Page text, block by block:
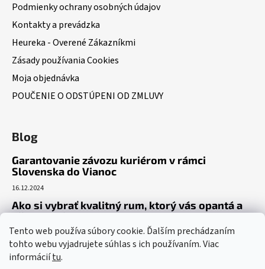
Tento web používa súbory cookie. Ďalším prechádzaním
tohto webu vyjadrujete súhlas s ich používaním. Viac
informáciítu.
Podmienky ochrany osobných údajov
Kontakty a prevádzka
Heureka - Overené Zákazníkmi
Zásady používania Cookies
Moja objednávka
POUČENIE O ODSTÚPENI OD ZMLUVY
Blog
Garantovanie závozu kuriérom v rámci
Slovenska do Vianoc
16.12.2024
Ako si vybrať kvalitný rum, ktorý vás opantá a
už nepustí?
16.6.2023
Dokonalý gin tonic recept – ako si pripraviť toto
osviežujúce letné eso?